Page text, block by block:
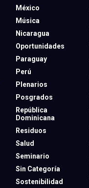
México
Música
Nicaragua
Oportunidades
Paraguay
Perú
Plenarios
Posgrados
República
Dominicana
Residuos
Salud
Seminario
Sin Categoría
Sostenibilidad